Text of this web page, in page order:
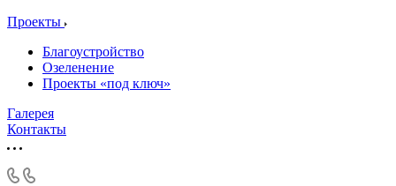
Проекты
Благоустройство
Озеленение
Проекты «под ключ»
Галерея
Контакты